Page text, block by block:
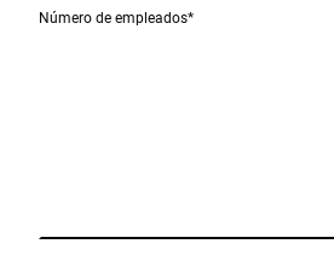
Número de empleados*